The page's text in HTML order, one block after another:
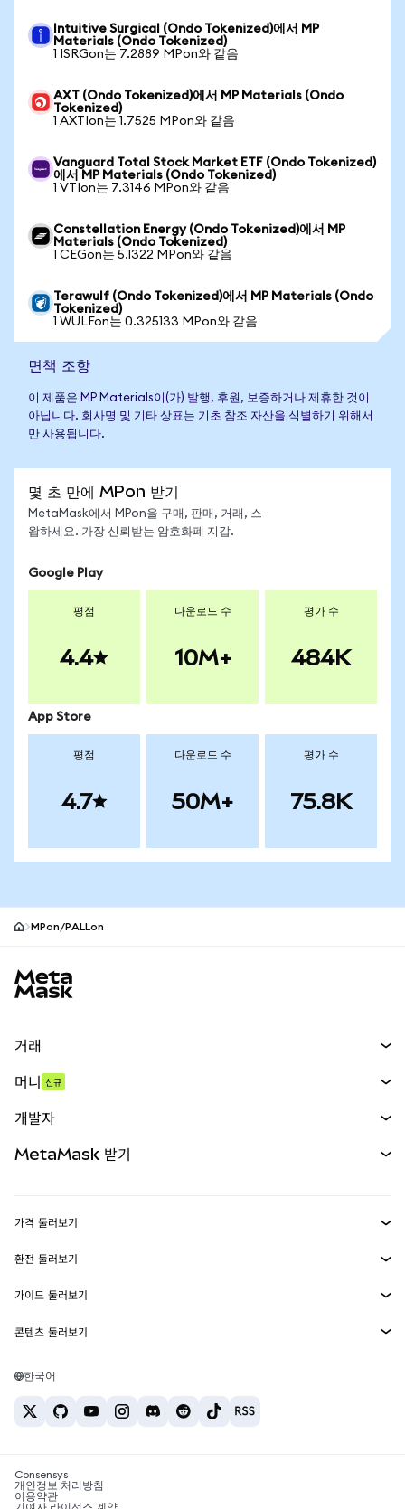
Intuitive Surgical (Ondo Tokenized)에서 MP
Materials (Ondo Tokenized)
1 ISRGon는 7.2889 MPon와 같음
AXT (Ondo Tokenized)에서 MP Materials (Ondo
Tokenized)
1 AXTIon는 1.7525 MPon와 같음
Vanguard Total Stock Market ETF (Ondo Tokenized)
에서 MP Materials (Ondo Tokenized)
1 VTIon는 7.3146 MPon와 같음
Constellation Energy (Ondo Tokenized)에서 MP
Materials (Ondo Tokenized)
1 CEGon는 5.1322 MPon와 같음
Terawulf (Ondo Tokenized)에서 MP Materials (Ondo
Tokenized)
1 WULFon는 0.325133 MPon와 같음
면책 조항
이 제품은 MP Materials이(가) 발행, 후원, 보증하거나 제휴한 것이
아닙니다. 회사명 및 기타 상표는 기초 참조 자산을 식별하기 위해서
만 사용됩니다.
몇 초 만에 MPon 받기
MetaMask에서 MPon을 구매, 판매, 거래, 스
왑하세요. 가장 신뢰받는 암호화폐 지갑.
Google Play
평점
4.4
다운로드 수
10M+
평가 수
484K
App Store
평점
4.7
다운로드 수
50M+
평가 수
75.8K
MPon/PALLon
거래
무기한 선물
실물자산
머니 신규
개발자
MetaMask Connect
Snaps
웹3 서비스
MetaMask 받기
보안
고객 지원
채용
가격 둘러보기
이더리움 가격
솔라나 가격
테더 가격
환전 둘러보기
ETH를 USD로 환전
USDT를 INR로 환전
BTC를 INR로 환전
ETH를 USDT로 환전
가이드 둘러보기
ETH 매수
USDT 매수
SHIB 매수
BNB 매수
콘텐츠 둘러보기
솔라나 지갑
암호화폐 세금 뉴스
한국어
Consensys
개인정보 처리방침
이용약관